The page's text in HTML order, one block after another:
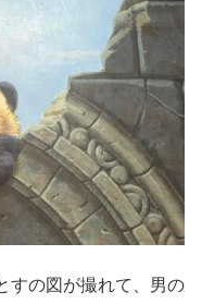
すの図が撮れて、男の